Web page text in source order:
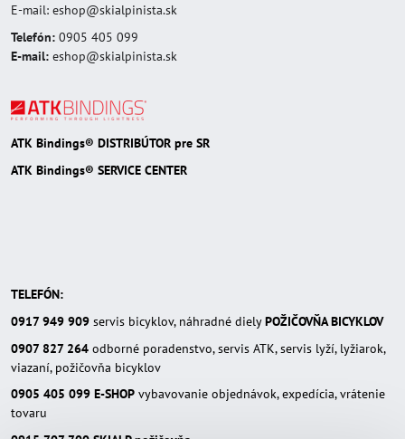
E-mail: eshop@skialpinista.sk
Telefón: 0905 405 099
E-mail: eshop@skialpinista.sk
ATK Bindings® DISTRIBÚTOR pre SR
ATK Bindings® SERVICE CENTER
TELEFÓN:
0917 949 909 servis bicyklov, náhradné dielyPOŽIČOVŇA BICYKLOV
0907 827 264 odborné poradenstvo, servis ATK, servis lyží, lyžiarok,
viazaní, požičovňa bicyklov
0905 405 099 E-SHOP vybavovanie objednávok, expedícia, vrátenie
tovaru